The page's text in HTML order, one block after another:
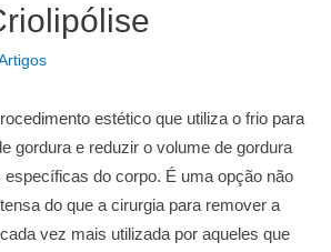
estético que utiliza o frio para
gordura e reduzir o volume de gordura
específicas do corpo. É uma opção não
do que a cirurgia para remover a
vez mais utilizada por aqueles que